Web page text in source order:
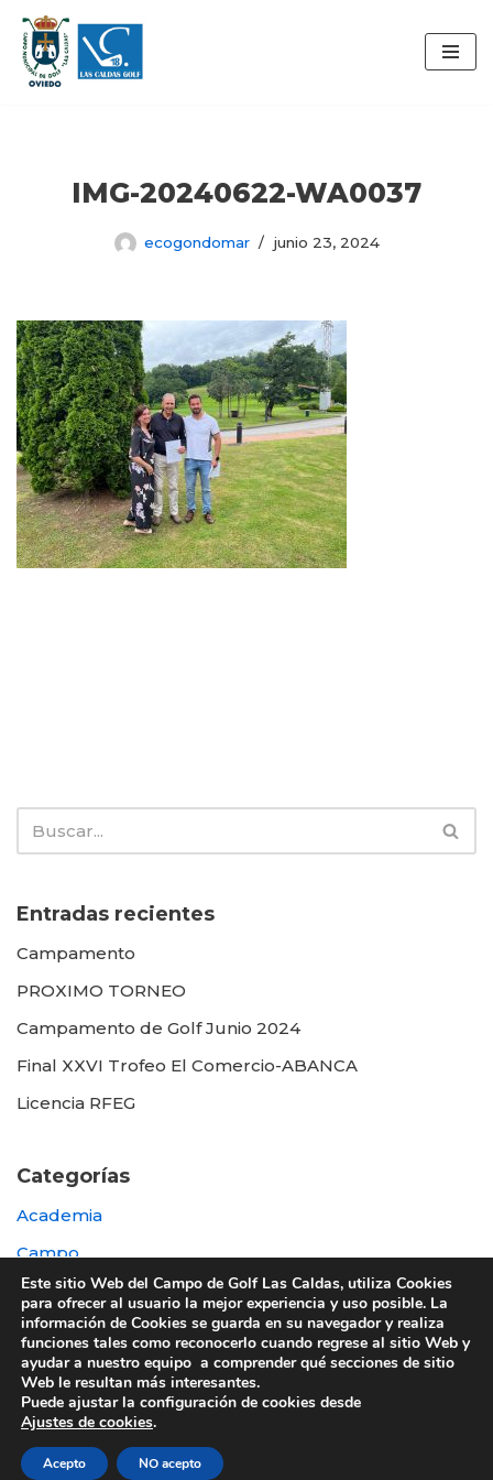
Saltar
al
IMG-20240622-WA0037
ecogondomar junio 23, 2024
Entradas recientes
Campamento
PROXIMO TORNEO
Campamento de Golf Junio 2024
Final XXVI Trofeo El Comercio-ABANCA
Licencia RFEG
Categorías
Academia
Campo
Destacada
Otras
© 2022 UTE GOLF LAS CALDAS -
Este sitio Web del Campo de Golf Las Caldas, utiliza Cookies
para ofrecer al usuario la mejor experiencia y uso posible. La
información de Cookies se guarda en su navegador y realiza
funciones tales como reconocerlo cuando regrese al sitio Web y
ayudar a nuestro equipo a comprender qué secciones de sitio
Web le resultan más interesantes.
Puede ajustar la configuración de cookies desde
Ajustes de cookies.
Acepto NO acepto